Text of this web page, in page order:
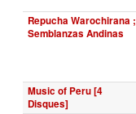
Repucha Warochirana ;
Semblanzas Andinas
Music of Peru [4
Disques]